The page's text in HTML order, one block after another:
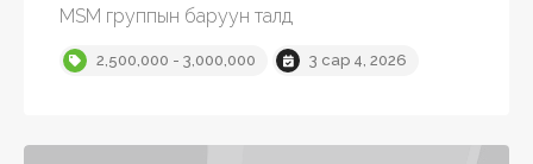
MSM группын баруун талд
2,500,000 - 3,000,000 3 сар 4, 2026